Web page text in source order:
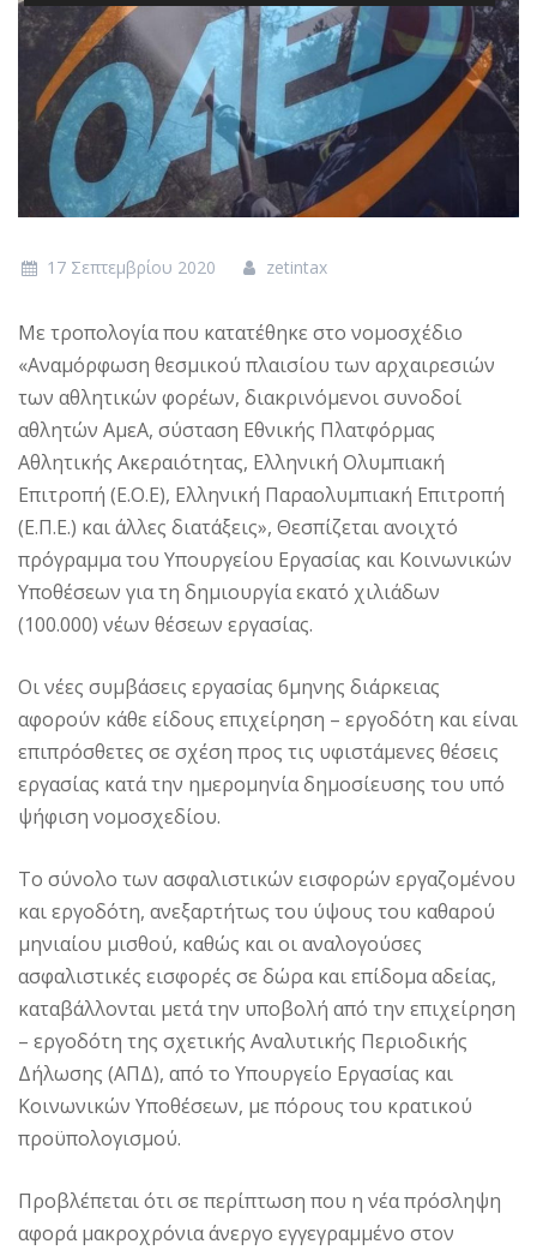
17 Σεπτεμβρίου 2020 zetintax
Με τροπολογία που κατατέθηκε στο νομοσχέδιο
«Αναμόρφωση θεσμικού πλαισίου των αρχαιρεσιών
των αθλητικών φορέων, διακρινόμενοι συνοδοί
αθλητών ΑμεΑ, σύσταση Εθνικής Πλατφόρμας
Αθλητικής Ακεραιότητας, Ελληνική Ολυμπιακή
Επιτροπή (Ε.Ο.Ε), Ελληνική Παραολυμπιακή Επιτροπή
(Ε.Π.Ε.) και άλλες διατάξεις», Θεσπίζεται ανοιχτό
πρόγραμμα του Υπουργείου Εργασίας και Κοινωνικών
Υποθέσεων για τη δημιουργία εκατό χιλιάδων
(100.000) νέων θέσεων εργασίας.
Οι νέες συμβάσεις εργασίας 6μηνης διάρκειας
αφορούν κάθε είδους επιχείρηση – εργοδότη και είναι
επιπρόσθετες σε σχέση προς τις υφιστάμενες θέσεις
εργασίας κατά την ημερομηνία δημοσίευσης του υπό
ψήφιση νομοσχεδίου.
Το σύνολο των ασφαλιστικών εισφορών εργαζομένου
και εργοδότη, ανεξαρτήτως του ύψους του καθαρού
μηνιαίου μισθού, καθώς και οι αναλογούσες
ασφαλιστικές εισφορές σε δώρα και επίδομα αδείας,
καταβάλλονται μετά την υποβολή από την επιχείρηση
– εργοδότη της σχετικής Αναλυτικής Περιοδικής
Δήλωσης (ΑΠΔ), από το Υπουργείο Εργασίας και
Κοινωνικών Υποθέσεων, με πόρους του κρατικού
προϋπολογισμού.
Προβλέπεται ότι σε περίπτωση που η νέα πρόσληψη
αφορά μακροχρόνια άνεργο εγγεγραμμένο στον